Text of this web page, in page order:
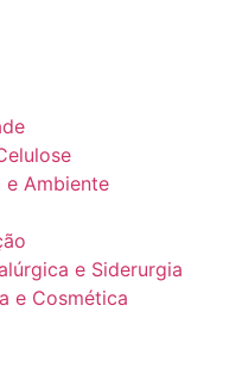
e Ambiente
e Siderurgia
e Cosmética